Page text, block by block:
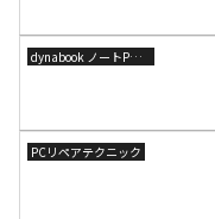
dynabook ノートPC（旧東芝）
PCリペアテクニック